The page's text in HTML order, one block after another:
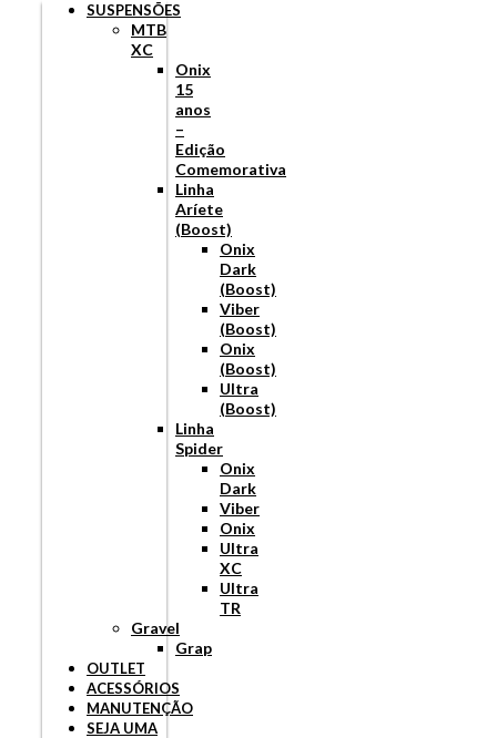
SUSPENSÕES
MTB
XC
Onix
15
anos
–
Edição
Comemorativa
Linha
Aríete
(Boost)
Onix
Dark
(Boost)
Viber
(Boost)
Onix
(Boost)
Ultra
(Boost)
Linha
Spider
Onix
Dark
Viber
Onix
Ultra
XC
Ultra
TR
Gravel
Grap
OUTLET
ACESSÓRIOS
MANUTENÇÃO
SEJA UMA